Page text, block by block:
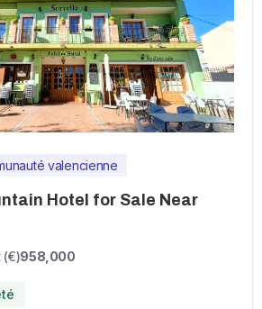
valencienne
Hotel for Sale Near
(€)958,000